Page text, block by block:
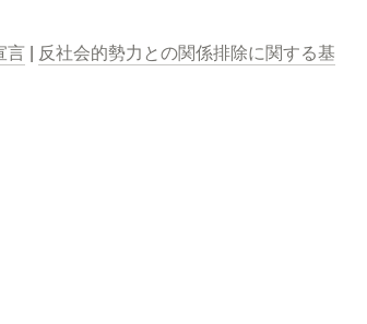
言 | 反社会的勢力との関係排除に関する基